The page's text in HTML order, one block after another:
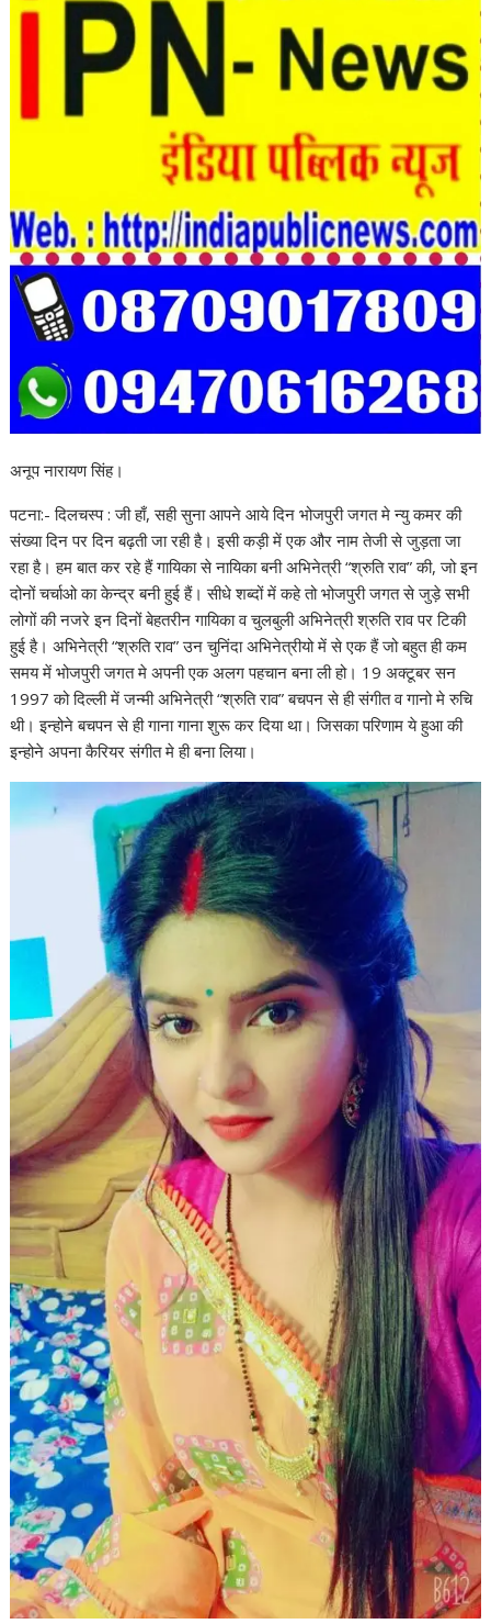
अनूप नारायण सिंह।
पटना:- दिलचस्प : जी हाँ, सही सुना आपने आये दिन भोजपुरी जगत मे न्यु कमर की
संख्या दिन पर दिन बढ़ती जा रही है। इसी कड़ी में एक और नाम तेजी से जुड़ता जा
रहा है। हम बात कर रहे हैं गायिका से नायिका बनी अभिनेत्री “श्रुति राव” की, जो इन
दोनों चर्चाओ का केन्द्र बनी हुई हैं। सीधे शब्दों में कहे तो भोजपुरी जगत से जुड़े सभी
लोगों की नजरे इन दिनों बेहतरीन गायिका व चुलबुली अभिनेत्री श्रुति राव पर टिकी
हुई है। अभिनेत्री “श्रुति राव” उन चुनिंदा अभिनेत्रीयो में से एक हैं जो बहुत ही कम
समय में भोजपुरी जगत मे अपनी एक अलग पहचान बना ली हो। 19 अक्टूबर सन
1997 को दिल्ली में जन्मी अभिनेत्री “श्रुति राव” बचपन से ही संगीत व गानो मे रुचि
थी। इन्होने बचपन से ही गाना गाना शुरू कर दिया था। जिसका परिणाम ये हुआ की
इन्होने अपना कैरियर संगीत मे ही बना लिया।